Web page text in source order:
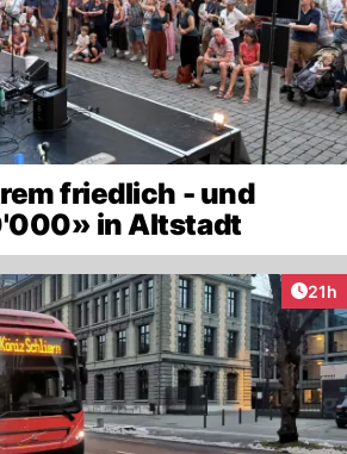
friedlich - und
in Altstadt
21h